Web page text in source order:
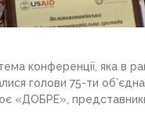
конференції, яка в
голови 75-ти
«ДОБРЕ»,